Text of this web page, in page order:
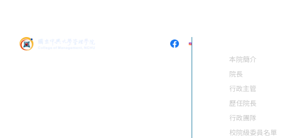
本院簡介
院長
行政主管
歷任院長
行政團隊
校院級委員名單